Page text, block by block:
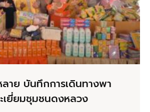
าย บันทึกการเดินทางพา
เยี่ยมชุมชนดงหลวง